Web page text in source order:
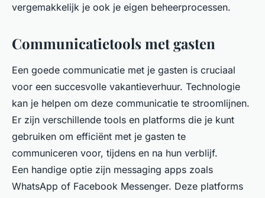
vergemakkelijk je ook je eigen beheerprocessen.
Communicatietools met gasten
Een goede communicatie met je gasten is cruciaal
voor een succesvolle vakantieverhuur. Technologie
kan je helpen om deze communicatie te stroomlijnen.
Er zijn verschillende tools en platforms die je kunt
gebruiken om efficiënt met je gasten te
communiceren voor, tijdens en na hun verblijf.
Een handige optie zijn messaging apps zoals
WhatsApp of Facebook Messenger. Deze platforms